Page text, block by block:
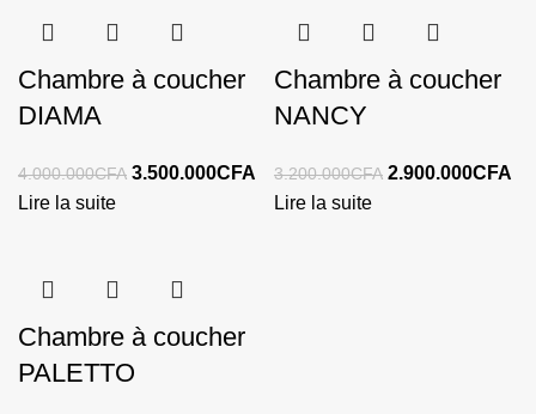
Chambre à coucher
DIAMA
4.000.000CFA 3.500.000CFA
Lire la suite
Chambre à coucher
NANCY
3.200.000CFA 2.900.000CFA
Lire la suite
Chambre à coucher
PALETTO